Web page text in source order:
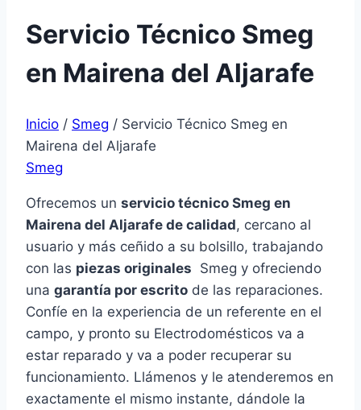
Servicio Técnico Smeg
en Mairena del Aljarafe
Inicio / Smeg / Servicio Técnico Smeg en
Mairena del Aljarafe
Smeg
Ofrecemos un servicio técnico Smeg en
Mairena del Aljarafe de calidad, cercano al
usuario y más ceñido a su bolsillo, trabajando
con las piezas originales Smeg y ofreciendo
una garantía por escrito de las reparaciones.
Confíe en la experiencia de un referente en el
campo, y pronto su Electrodomésticos va a
estar reparado y va a poder recuperar su
funcionamiento. Llámenos y le atenderemos en
exactamente el mismo instante, dándole la